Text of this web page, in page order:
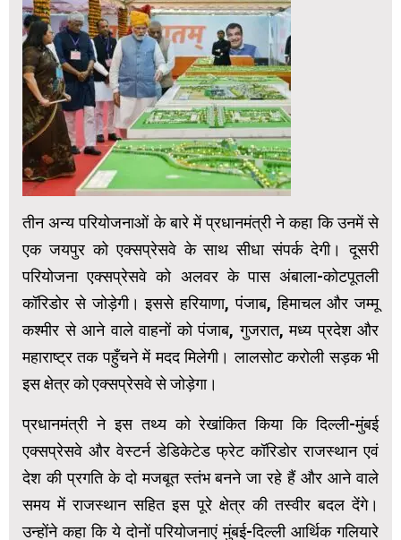
तीन अन्य परियोजनाओं के बारे में प्रधानमंत्री ने कहा कि उनमें से
एक जयपुर को एक्सप्रेसवे के साथ सीधा संपर्क देगी। दूसरी
परियोजना एक्सप्रेसवे को अलवर के पास अंबाला-कोटपूतली
कॉरिडोर से जोड़ेगी। इससे हरियाणा, पंजाब, हिमाचल और जम्मू
कश्मीर से आने वाले वाहनों को पंजाब, गुजरात, मध्य प्रदेश और
महाराष्ट्र तक पहुँचने में मदद मिलेगी। लालसोट करोली सड़क भी
इस क्षेत्र को एक्सप्रेसवे से जोड़ेगा।
प्रधानमंत्री ने इस तथ्य को रेखांकित किया कि दिल्ली-मुंबई
एक्सप्रेसवे और वेस्टर्न डेडिकेटेड फ्रेट कॉरिडोर राजस्थान एवं
देश की प्रगति के दो मजबूत स्तंभ बनने जा रहे हैं और आने वाले
समय में राजस्थान सहित इस पूरे क्षेत्र की तस्वीर बदल देंगे।
उन्होंने कहा कि ये दोनों परियोजनाएं मुंबई-दिल्ली आर्थिक गलियारे